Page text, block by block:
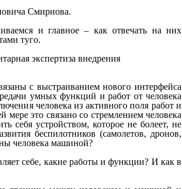
Смирнова.
и главное – как отвечать на них
туго.
экспертиза внедрения
с выстраиванием нового интерфейса
умных функций и работ от человека
человека из активного поля работ и
это связано со стремлением человека
себя устройством, которое не болеет, не
беспилотников (самолетов, дронов,
человека машиной?
себе, какие работы и функции? И как в